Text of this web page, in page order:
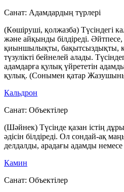
Санат: Адамдардың түрлері
(Көшіруші, қолжазба) Түсіндегі
және айқынды білдіреді.
қиыншылықты, бақытсыздықты,
түзулікті бейнелей алады.
адамдарға қулық үйрететін
қулық. (Сонымен қатар
Кальдрон
Санат: Объектілер
(Шәйнек) Түсінде қазан істің
әдісін білдіреді. Ол сондай-ақ
делдалды, арадағы адамды немесе
Камин
Санат: Объектілер